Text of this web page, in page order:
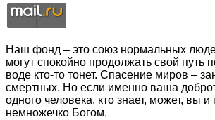
Наш фонд – это союз нормальных
могут спокойно продолжать свой путь
воде кто-то тонет. Спасение миров –
смертных. Но если именно ваша
одного человека, кто знает, может, вы и
немножечко Богом.